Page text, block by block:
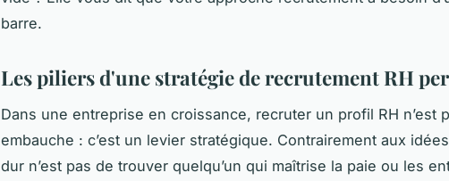
barre.
Les piliers d'une stratégie de recrutement RH
Dans une entreprise en croissance, recruter un profil RH n’est
embauche : c’est un levier stratégique. Contrairement aux
dur n’est pas de trouver quelqu’un qui maîtrise la paie ou les